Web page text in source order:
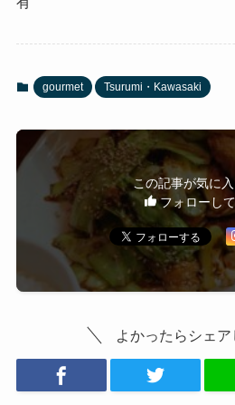
gourmet Tsurumi・Kawasaki
この記事が気に
フォローして
よかったらシェア